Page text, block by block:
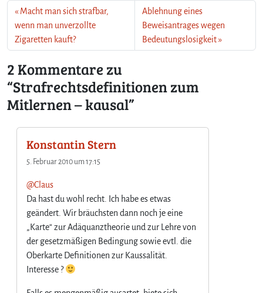
Macht man sich strafbar,
wenn man unverzollte
Zigaretten kauft?
Ablehnung eines
Beweisantrages wegen
Bedeutungslosigkeit
2 Kommentare zu
“Strafrechtsdefinitionen zum
Mitlernen – kausal”
Konstantin Stern
5. Februar 2010 um 17:15
@Claus
Da hast du wohl recht. Ich habe es etwas
geändert. Wir bräuchsten dann noch je eine
„Karte“ zur Adäquanztheorie und zur Lehre von
der gesetzmäßigen Bedingung sowie evtl. die
Oberkarte Definitionen zur Kaussalität.
Interesse ?